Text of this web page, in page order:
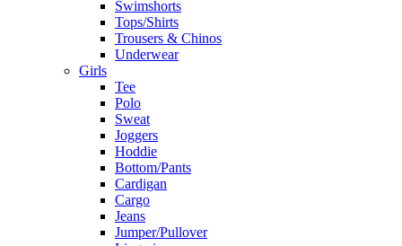
Swimshorts
Tops/Shirts
Trousers & Chinos
Underwear
Girls
Tee
Polo
Sweat
Joggers
Hoddie
Bottom/Pants
Cardigan
Cargo
Jeans
Jumper/Pullover